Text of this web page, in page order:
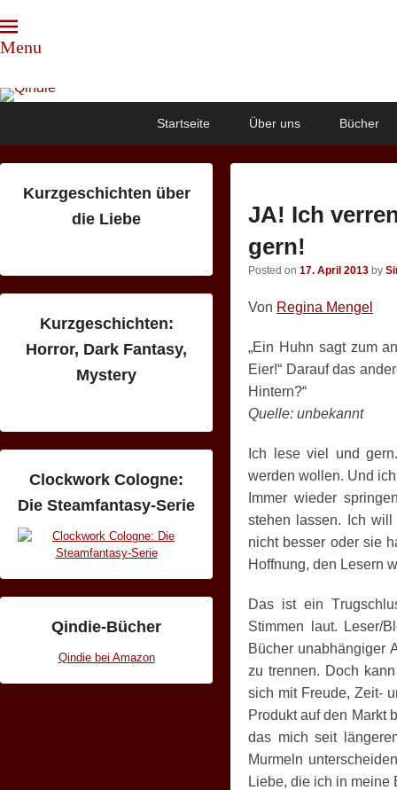
Menu
Qindie
Das Autorenkorrektiv
Startseite Über uns Bücher
JA! Ich
gern!
Posted on 17. April 2013 by
Von Regina Mengel
„Ein Huhn sagt zum
Eier!“ Darauf das
Hintern?“
Quelle: unbekannt
Ich lese viel und
werden wollen. Und
Immer wieder
stehen lassen. Ich
nicht besser oder sie
Hoffnung, den Lesern
Das ist ein
Stimmen laut. Leser/
Bücher unabhängiger
zu trennen. Doch
sich mit Freude, Zeit-
Produkt auf den Markt
das mich seit
Murmeln
Liebe, die ich in meine
Kurzgeschichten über
die Liebe
Kurzgeschichten:
Horror, Dark Fantasy,
Mystery
Clockwork Cologne:
Die Steamfantasy-Serie
Qindie-Bücher
Qindie bei Amazon